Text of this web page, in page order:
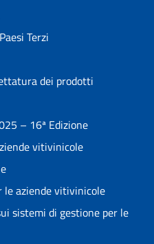
Terzi
dei prodotti
– 16ª Edizione
vitivinicole
le aziende vitivinicole
sistemi di gestione per le